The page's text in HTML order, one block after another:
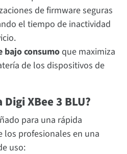
de firmware seguras
el tiempo de inactividad
bajo consumoque maximiza
de los dispositivos de
XBee 3 BLU?
para una rápida
los profesionales en una
uso: